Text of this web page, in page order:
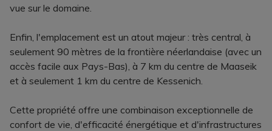
vue sur le domaine.
Enfin, l'emplacement est un atout majeur : très central, à
seulement 90 mètres de la frontière néerlandaise (avec un
accès facile aux Pays-Bas), à 7 km du centre de Maaseik
et à seulement 1 km du centre de Kessenich.
Cette propriété offre une combinaison exceptionnelle de
confort de vie, d'efficacité énergétique et d'infrastructures